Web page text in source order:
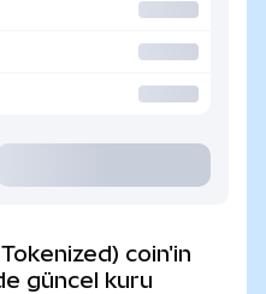
coin'in
güncel kuru